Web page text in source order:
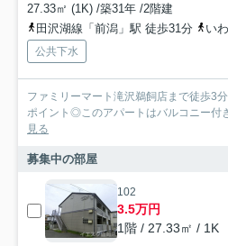
27.33㎡ (1K) /築31年 /2階建
田沢湖線「前潟」駅 徒歩31分
いわ
公共下水
ファミリーマート滝沢鵜飼店まで徒歩3
ポイント◎このアパートはバルコニー付
見る
募集中の部屋
102
3.5万円
1階 / 27.33㎡ / 1K